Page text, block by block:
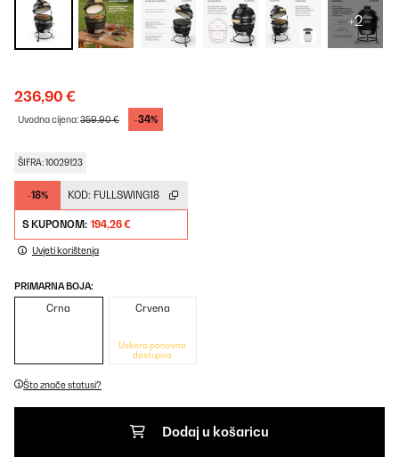
+2
236,90 €
Uvodna cijena:359,90 € -34%
ŠIFRA: 10029123
-18% KOD: FULLSWING18
S KUPONOM: 194,26 €
Uvjeti korištenja
PRIMARNA BOJA:
Crna Crvena
Uskoro ponovno
dostupno
Što znače statusi?
Dodaj u košaricu